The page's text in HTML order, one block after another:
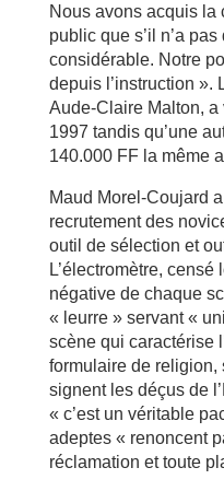
Nous avons acquis la
public que s’il n’a
considérable. Notre
depuis l’instruction ».
Aude-Claire Malton,
1997 tandis qu’une
140.000 FF la même
Maud Morel-Coujard
recrutement des
outil de sélection et
L’électromètre,
négative de chaque
« leurre » servant «
scène qui caractérise
formulaire de religion,
signent les déçus de
« c’est un véritable
adeptes « renoncent
réclamation et toute